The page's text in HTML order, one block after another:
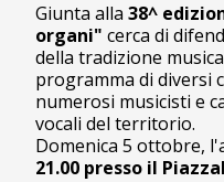
Giunta alla 38^
organi" cerca di
della tradizione
programma di diversi
numerosi musicisti e
vocali del territorio.
Domenica 5 ottobre,
21.00 presso il